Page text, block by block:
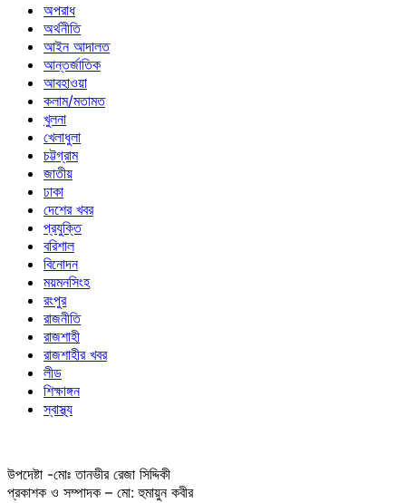
অপরাধ
অর্থনীতি
আইন আদালত
আন্তর্জাতিক
আবহাওয়া
কলাম/মতামত
খুলনা
খেলাধুলা
চট্টগ্রাম
জাতীয়
ঢাকা
দেশের খবর
প্রযুক্তি
বরিশাল
বিনোদন
ময়মনসিংহ
রংপুর
রাজনীতি
রাজশাহী
রাজশাহীর খবর
লীড
শিক্ষাঙ্গন
স্বাস্থ্য
উপদেষ্টা -মোঃ তানভীর রেজা সিদ্দিকী
প্রকাশক ও সম্পাদক – মো: হুমায়ুন কবীর